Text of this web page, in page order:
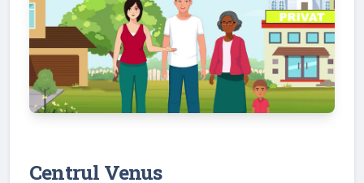
Centrul Venus